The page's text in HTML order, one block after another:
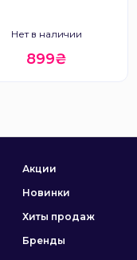
Нет в наличии
899₴
Акции
Новинки
Хиты продаж
Бренды